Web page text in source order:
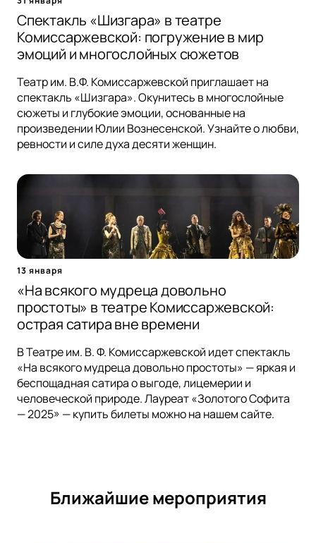
Спектакль «Шизгара» в театре
Комиссаржевской: погружение в мир
эмоций и многослойных сюжетов
Театр им. В.Ф. Комиссаржевской приглашает на
спектакль «Шизгара». Окунитесь в многослойные
сюжеты и глубокие эмоции, основанные на
произведении Юлии Вознесенской. Узнайте о любви,
ревности и силе духа десяти женщин.
13 января
«На всякого мудреца довольно
простоты» в театре Комиссаржевской:
острая сатира вне времени
В Театре им. В. Ф. Комиссаржевской идет спектакль
«На всякого мудреца довольно простоты» — яркая и
беспощадная сатира о выгоде, лицемерии и
человеческой природе. Лауреат «Золотого Софита
— 2025» — купить билеты можно на нашем сайте.
Ближайшие мероприятия